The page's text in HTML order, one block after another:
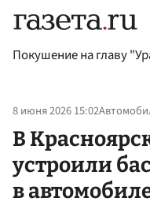
Покушение на главу
8 июня 2026 15:02
В
устроили
в